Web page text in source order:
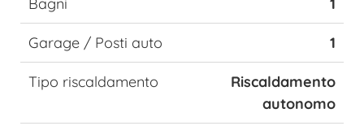
Bagni 1
Garage / Posti auto 1
Tipo riscaldamento
Riscaldamento
autonomo